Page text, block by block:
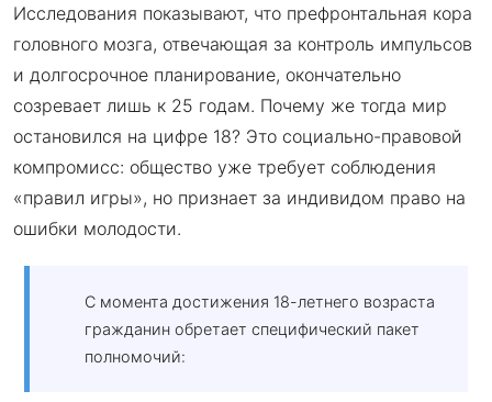
Исследования показывают, что префронтальная кора
головного мозга, отвечающая за контроль импульсов
и долгосрочное планирование, окончательно
созревает лишь к 25 годам. Почему же тогда мир
остановился на цифре 18? Это социально-правовой
компромисс: общество уже требует соблюдения
«правил игры», но признает за индивидом право на
ошибки молодости.
С момента достижения 18-летнего возраста
гражданин обретает специфический пакет
полномочий: